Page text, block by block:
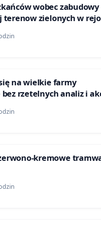
wobec zabudowy
terenow zielonych w
w Bielsku-Białej
na wielkie farmy
rzetelnych analiz i
kremowe